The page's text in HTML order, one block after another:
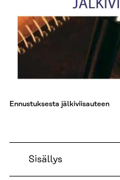
Ennustuksesta jälkiviisauteen
Sisällys